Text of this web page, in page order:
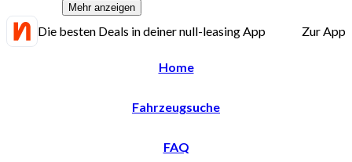
Mehr anzeigen
Die besten Deals in deiner null-leasing App Zur App
Home
Fahrzeugsuche
FAQ